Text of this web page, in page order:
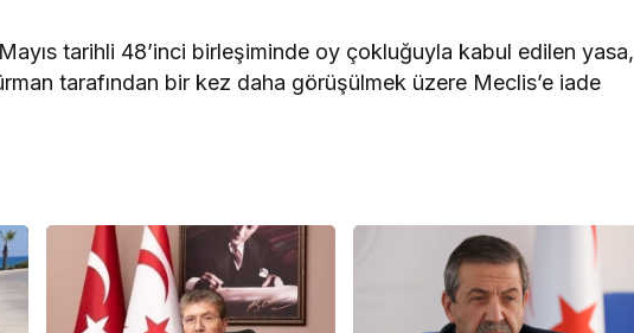
tarihli 48’inci birleşiminde oy çokluğuyla kabul edilen yasa,
tarafından bir kez daha görüşülmek üzere Meclis’e iade